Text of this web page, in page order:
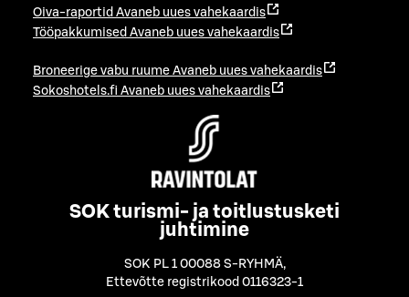
Oiva-raportid Avaneb uues vahekaardis
Tööpakkumised Avaneb uues vahekaardis
Broneerige vabu ruume Avaneb uues vahekaardis
Sokoshotels.fi Avaneb uues vahekaardis
SOK turismi- ja toitlustusketi
juhtimine
SOK PL 1 00088 S-RYHMÄ,
Ettevõtte registrikood 0116323-1